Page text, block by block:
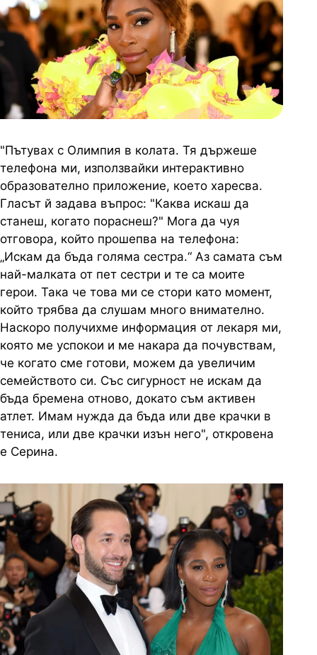
"Пътувах с Олимпия в колата. Тя държеше
телефона ми, използвайки интерактивно
образователно приложение, което харесва.
Гласът й задава въпрос: "Каква искаш да
станеш, когато пораснеш?" Мога да чуя
отговора, който прошепва на телефона:
„Искам да бъда голяма сестра.“ Аз самата съм
най-малката от пет сестри и те са моите
герои. Така че това ми се стори като момент,
който трябва да слушам много внимателно.
Наскоро получихме информация от лекаря ми,
която ме успокои и ме накара да почувствам,
че когато сме готови, можем да увеличим
семейството си. Със сигурност не искам да
бъда бремена отново, докато съм активен
атлет. Имам нужда да бъда или две крачки в
тениса, или две крачки изън него", откровена
е Серина.